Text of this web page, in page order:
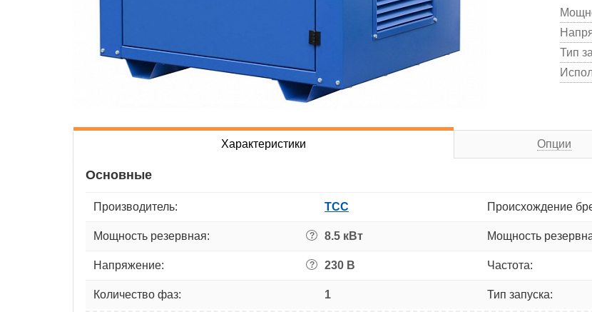
Тип
Характеристики Опции
Основные
Производитель: ТСС Происхождение
Мощность резервная: ? 8.5 кВт Мощность
Напряжение: ? 230 В Частота:
Количество фаз: 1 Тип запуска: